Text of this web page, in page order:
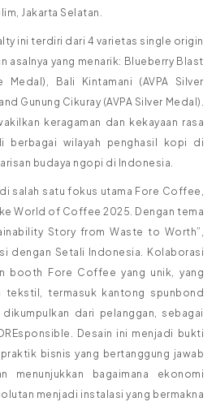
Jakarta Selatan.
ini terdiri dari 4 varietas single origin
asalnya yang menarik: Blueberry Blast
Medal), Bali Kintamani (AVPA Silver
Gunung Cikuray (AVPA Silver Medal).
keragaman dan kekayaan rasa
berbagai wilayah penghasil kopi di
budaya ngopi di Indonesia.
salah satu fokus utama Fore Coffee,
World of Coffee 2025. Dengan tema
Story from Waste to Worth”,
dengan Setali Indonesia. Kolaborasi
booth Fore Coffee yang unik, yang
tekstil, termasuk kantong spunbond
dari pelanggan, sebagai
Desain ini menjadi bukti
bisnis yang bertanggung jawab
menunjukkan bagaimana ekonomi
menjadi instalasi yang bermakna